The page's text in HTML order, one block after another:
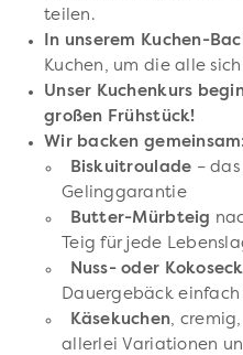
teilen.
In unserem Kuchen-
Kuchen, um die alle
Unser Kuchenkurs
großen Frühstück!
Wir backen
Biskuitroulade –
Gelinggarantie
Butter-Mürbteig
Teig für jede
Nuss- oder
Dauergebäck
Käsekuchen,
allerlei Variationen